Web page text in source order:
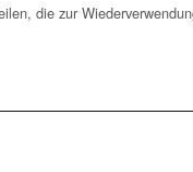
die zur